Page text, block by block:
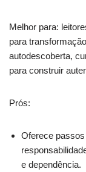
Melhor para:
para
autodescoberta,
para construir
Prós:
Oferece
e dependência.